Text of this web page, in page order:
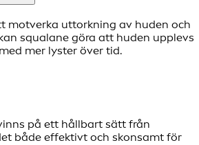
motverka uttorkning av huden och
squalane göra att huden upplevs
mer lyster över tid.
på ett hållbart sätt från
både effektivt och skonsamt för